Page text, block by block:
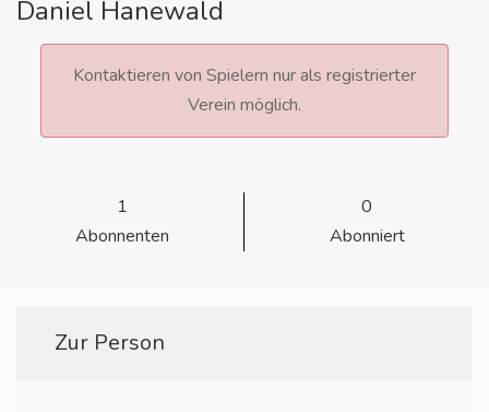
Daniel Hanewald
Kontaktieren von Spielern nur als registrierter
Verein möglich.
1
Abonnenten
0
Abonniert
Zur Person